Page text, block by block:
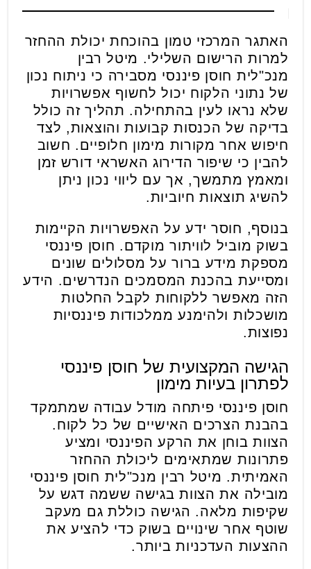
האתגר המרכזי טמון בהוכחת יכולת ההחזר
למרות הרישום השלילי. מיטל רבין
מנכ"לית חוסן פיננסי מסבירה כי ניתוח נכון
של נתוני הלקוח יכול לחשוף אפשרויות
שלא נראו לעין בהתחילה. תהליך זה כולל
בדיקה של הכנסות קבועות והוצאות, לצד
חיפוש אחר מקורות מימון חלופיים. חשוב
להבין כי שיפור הדירוג האשראי דורש זמן
ומאמץ מתמשך, אך עם ליווי נכון ניתן
להשיג תוצאות חיוביות.
בנוסף, חוסר ידע על האפשרויות הקיימות
בשוק מוביל לוויתור מוקדם. חוסן פיננסי
מספקת מידע ברור על מסלולים שונים
ומסייעת בהכנת המסמכים הנדרשים. הידע
הזה מאפשר ללקוחות לקבל החלטות
מושכלות ולהימנע ממלכודות פיננסיות
נפוצות.
הגישה המקצועית של חוסן פיננסי
לפתרון בעיות מימון
חוסן פיננסי פיתחה מודל עבודה שמתמקד
בהבנת הצרכים האישיים של כל לקוח.
הצוות בוחן את הרקע הפיננסי ומציע
פתרונות שמתאימים ליכולת ההחזר
האמיתית. מיטל רבין מנכ"לית חוסן פיננסי
מובילה את הצוות בגישה ששמה דגש על
שקיפות מלאה. הגישה כוללת גם מעקב
שוטף אחר שינויים בשוק כדי להציע את
ההצעות העדכניות ביותר.